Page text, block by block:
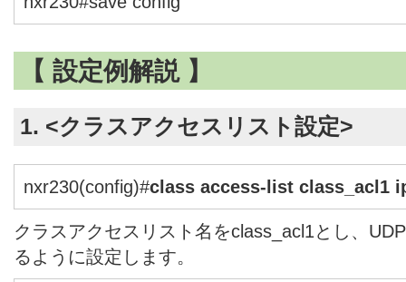
【 設定例解説 】
1. <クラスアクセスリスト設定>
nxr230(config)#class access-list class_acl1
クラスアクセスリスト名をclass_acl1とし、
るように設定します。